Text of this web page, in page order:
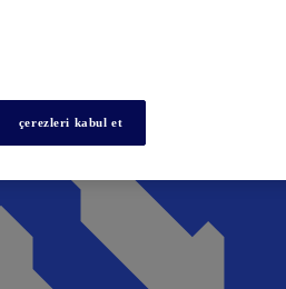
çerezleri kabul et